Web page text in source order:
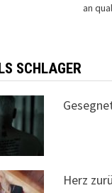
an
SCHLAGER
Herz